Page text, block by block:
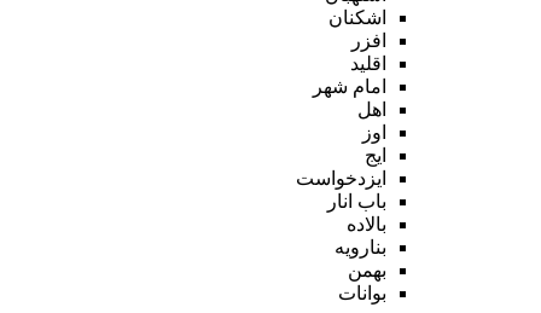
اشکنان
افزر
اقلید
امام شهر
اهل
اوز
ایج
ایزدخواست
باب انار
بالاده
بنارویه
بهمن
بوانات